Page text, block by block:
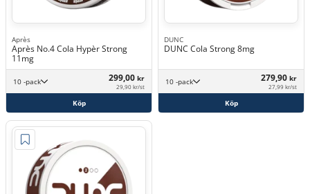
Après
Après No.4 Cola Hypèr Strong
11mg
10 -pack 299,00 kr
29,90 kr/st
Köp
DUNC
DUNC Cola Strong 8mg
10 -pack 279,90 kr
27,99 kr/st
Köp